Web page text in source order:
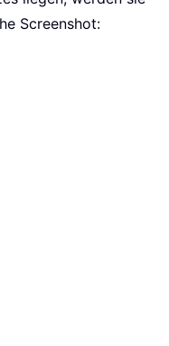
Screenshot: